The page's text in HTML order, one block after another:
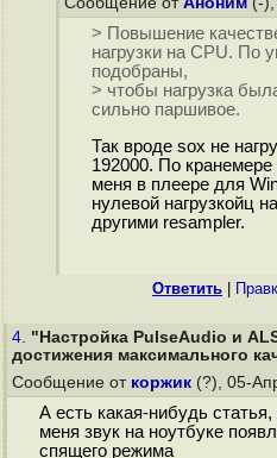
> Повышение
нагрузки на CPU. По
подобраны,
> чтобы нагрузка
сильно паршивое.
Так вроде sox не
192000. По кранемере
меня в плеере для
нулевой нагрузкойц
другими resampler.
Ответить
4. "Настройка PulseAudio и
достижения максимального
Сообщение от коржик (?), 05-
А есть какая-нибудь
меня звук на ноутбуке
спящего режима